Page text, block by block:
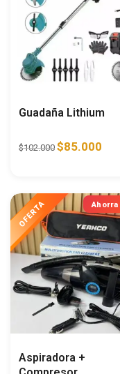
Guadaña Lithium
$102.000 $85.000
Ahorra
Aspiradora +